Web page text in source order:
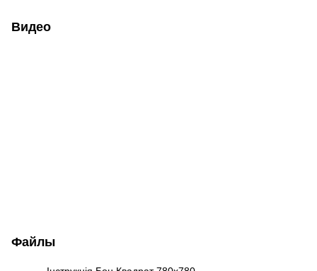
Видео
Файлы